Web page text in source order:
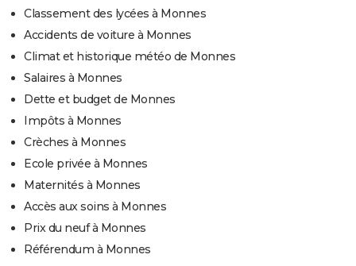
Classement des lycées à Monnes
Accidents de voiture à Monnes
Climat et historique météo de Monnes
Salaires à Monnes
Dette et budget de Monnes
Impôts à Monnes
Crèches à Monnes
Ecole privée à Monnes
Maternités à Monnes
Accès aux soins à Monnes
Prix du neuf à Monnes
Référendum à Monnes